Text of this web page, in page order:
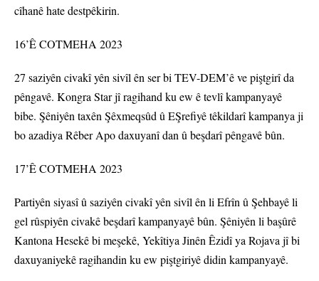
cîhanê hate destpêkirin.
16’Ê COTMEHA 2023
27 saziyên civakî yên sivîl ên ser bi TEV-DEM’ê ve piştgirî da
pêngavê. Kongra Star jî ragihand ku ew ê tevlî kampanyayê
bibe. Şêniyên taxên Şêxmeqsûd û EŞrefiyê têkildarî kampanya ji
bo azadiya Rêber Apo daxuyanî dan û beşdarî pêngavê bûn.
17’Ê COTMEHA 2023
Partiyên siyasî û saziyên civakî yên sivîl ên li Efrîn û Şehbayê li
gel rûspiyên civakê beşdarî kampanyayê bûn. Şêniyên li başûrê
Kantona Hesekê bi meşekê, Yekîtiya Jinên Êzidî ya Rojava jî bi
daxuyaniyekê ragihandin ku ew piştgiriyê didin kampanyayê.